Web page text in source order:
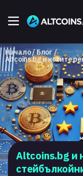
Начало Блог
Altcoins.bg и новите
Altcoins.bg и